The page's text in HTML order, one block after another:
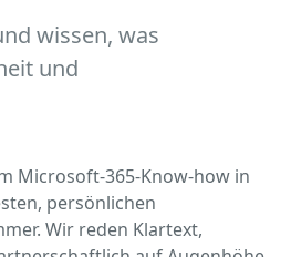
wissen, was
und
Microsoft-365-Know-how in
persönlichen
Wir reden Klartext,